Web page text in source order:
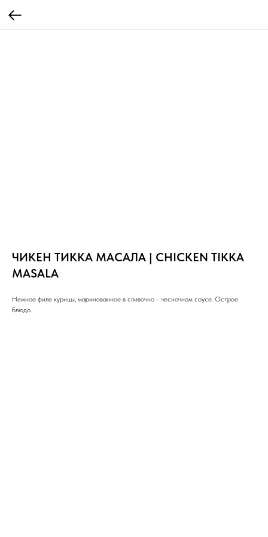
ЧИКЕН ТИККА МАСАЛА | CHICKEN TIKKA
MASALA
Нежное филе курицы, маринованное в сливочно - чесночном соусе. Острое
блюдо.